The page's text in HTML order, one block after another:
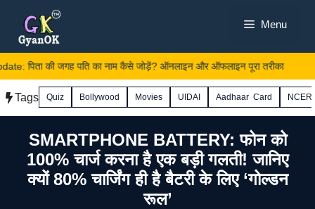
content
Menu
पिता की जगह पति का नाम कैसे जोड़ें? ऑनलाइन और ऑफलाइन पूरा तरीका
Tags Quiz Bollywood Movies UIDAI Aadhaar Card
SMARTPHONE BATTERY: फोन को
100% चार्ज करना है एक बड़ी गलती! जानिए
क्यों 80% चार्जिंग ही है बैटरी के लिए ‘गोल्डन
रूल’